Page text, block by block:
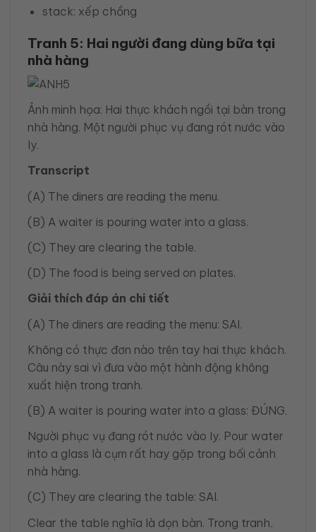
stack: xếp chồng
Tranh 5: Hai người đang dùng bữa tại
nhà hàng
Ảnh minh họa: Hai thực khách ngồi tại bàn trong
nhà hàng. Một người phục vụ đang rót nước vào
ly.
Transcript
(A) The diners are reading the menu.
(B) A waiter is pouring water into a glass.
(C) They are clearing the table.
(D) The food is being served on plates.
Giải thích đáp án chi tiết
(A) The diners are reading the menu: SAI.
Không có thực đơn nào trên tay hai thực khách.
Câu này sai vì đưa vào một hành động không
xuất hiện trong tranh.
(B) A waiter is pouring water into a glass: ĐÚNG.
Người phục vụ đang rót nước vào ly. Pour water
into a glass là cụm rất hay gặp trong bối cảnh
nhà hàng.
(C) They are clearing the table: SAI.
Clear the table nghĩa là dọn bàn. Trong tranh,